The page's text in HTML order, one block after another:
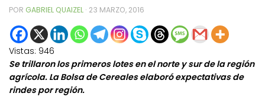
POR GABRIEL QUAIZEL · 23 MARZO, 2016
Vistas: 946
Se trillaron los primeros lotes en el norte y sur de la región
agrícola. La Bolsa de Cereales elaboró expectativas de
rindes por región.